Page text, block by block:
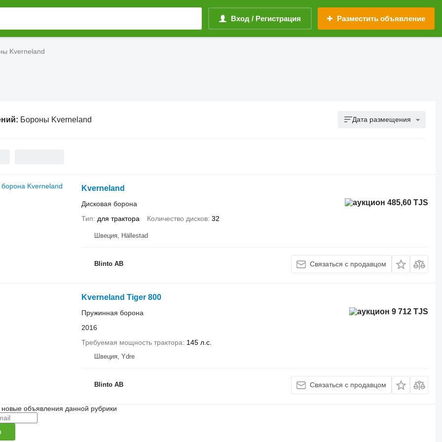
Вход / Регистрация Разместить объявление
Kverneland
Бороны Kverneland Дата размещения
Kverneland
485,60 TJS
Дисковая борона
Тип
для трактора Количество дисков 32
Швеция, Hällestad
Blinto AB Связаться с продавцом
Kverneland Tiger 800
9 712 TJS
Пружинная борона
2016
Требуемая мощность трактора
145 л.с.
Швеция, Ydre
Blinto AB Связаться с продавцом
объявления данной рубрики